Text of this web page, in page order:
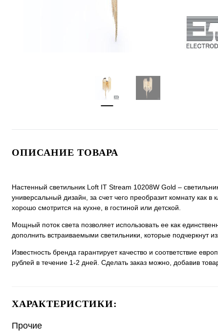
ОПИСАНИЕ ТОВАРА
Настенный светильник Loft IT Stream 10208W Gold –
универсальный дизайн, за счет чего преобразит комнату как
хорошо смотрится на кухне, в гостиной или детской.
Мощный поток света позволяет использовать ее как
дополнить встраиваемыми светильники, которые подчеркнут
Известность бренда гарантирует качество и соответствие
рублей в течение 1-2 дней. Сделать заказ можно, добавив
ХАРАКТЕРИСТИКИ:
Прочие